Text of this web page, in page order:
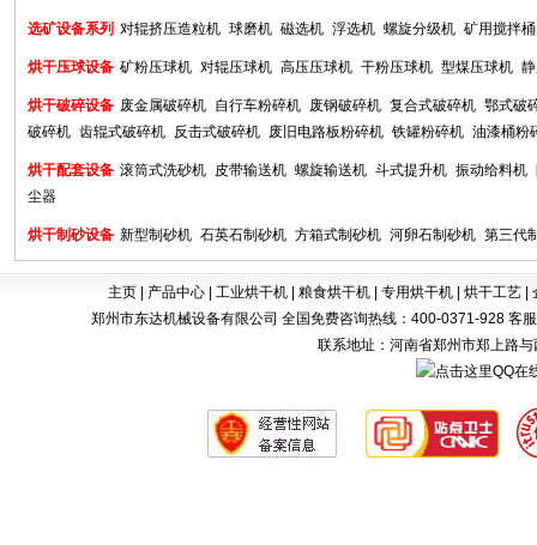
选矿设备系列 对辊挤压造粒机 球磨机 磁选机 浮选机 螺旋分级机 矿用搅拌桶
烘干压球设备 矿粉压球机 对辊压球机 高压压球机 干粉压球机 型煤压球机
烘干破碎设备 废金属破碎机 自行车粉碎机 废钢破碎机 复合式破碎机 鄂式破
破碎机 齿辊式破碎机 反击式破碎机 废旧电路板粉碎机 铁罐粉碎机 油漆桶粉
烘干配套设备 滚筒式洗砂机 皮带输送机 螺旋输送机 斗式提升机 振动给料机
尘器
烘干制砂设备 新型制砂机 石英石制砂机 方箱式制砂机 河卵石制砂机 第三代
主页| 产品中心| 工业烘干机| 粮食烘干机| 专用烘干机| 烘干工艺|
郑州市东达机械设备有限公司 全国免费咨询热线：400-0371-928
联系地址：河南省郑州市郑上路